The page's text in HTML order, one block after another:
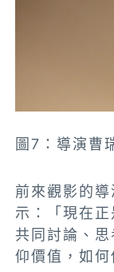
圖7：導演曹
前來觀影的
示：「現在
共同討論、
仰價值，如何